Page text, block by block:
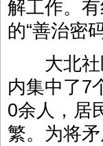
解工作。
的“善治密码
大北社区
内集中了7
0余人，居
繁。为将